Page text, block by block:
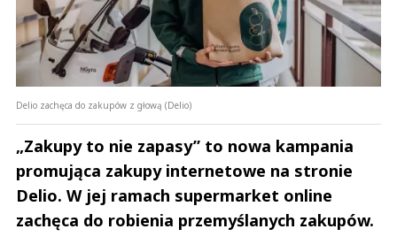
Delio zachęca do zakupów z głową (Delio)
„Zakupy to nie zapasy” to nowa kampania
promująca zakupy internetowe na stronie
Delio. W jej ramach supermarket online
zachęca do robienia przemyślanych zakupów.